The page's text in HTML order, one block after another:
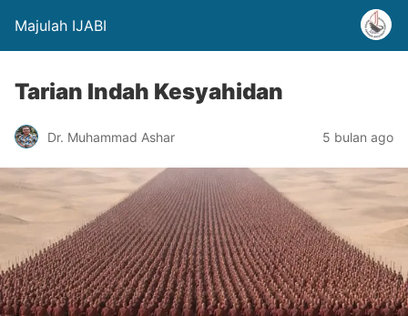
Majulah IJABI
Tarian Indah Kesyahidan
Dr. Muhammad Ashar 5 bulan ago